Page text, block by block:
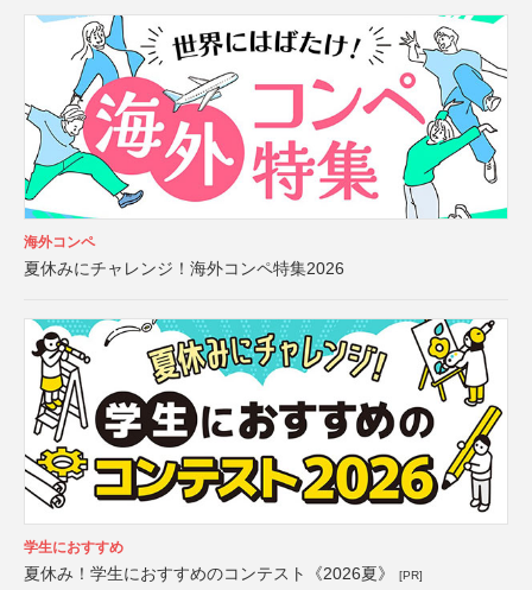
海外コンペ
夏休みにチャレンジ！海外コンペ特集2026
学生におすすめ
夏休み！学生におすすめのコンテスト《2026夏》 [PR]